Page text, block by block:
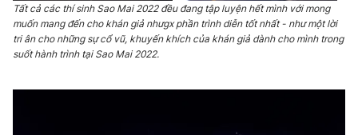
Tất cả các thí sinh Sao Mai 2022 đều đang tập luyện hết mình với mong
muốn mang đến cho khán giả nhưgx phần trình diễn tốt nhất - như một lời
tri ân cho những sự cổ vũ, khuyến khích của khán giả dành cho mình trong
suốt hành trình tại Sao Mai 2022.